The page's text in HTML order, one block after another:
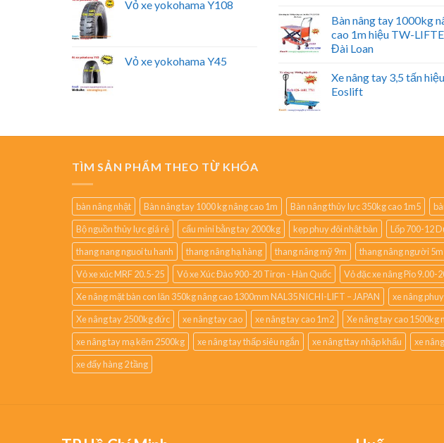
Vỏ xe yokohama Y108
Vỏ xe yokohama Y45
Bàn nâng tay 1000kg
cao 1m hiệu TW-
Đài Loan
Xe nâng tay 3,5 tấn hiệu
Eoslift
TÌM SẢN PHẨM THEO TỪ KHÓA
bàn nâng nhật Bàn nâng tay 1000 kg nâng cao 1m Bàn nâng thủy lực 350kg cao 1m5
Bộ nguồn thủy lực giá rẻ
cẩu mini bằng tay 2000kg kẹp phuy đôi nhật bản Lốp 700-12
thang nang nguoi tu hanh
thang nâng hạ hàng thang nâng mỹ 9m thang nâng người 5m
Vỏ xe xúc MRF 20.5-25
Vỏ xe Xúc Đào 900-20 Tiron - Hàn Quốc Vỏ đặc xe nâng Pio 9.00-
Xe nâng mặt bàn con lăn 350kg nâng cao 1300mm NAL35 NICHI-LIFT – JAPAN
xe nâng phuy
Xe nâng tay 2500kg đức
xe nâng tay cao xe nâng tay cao 1m2 Xe nâng tay cao 1500kg
xe nâng tay mạ kẽm 2500kg
xe nâng tay thấp siêu ngắn xe nâng ttay nhập khẩu xe
xe đẩy hàng 2 tầng